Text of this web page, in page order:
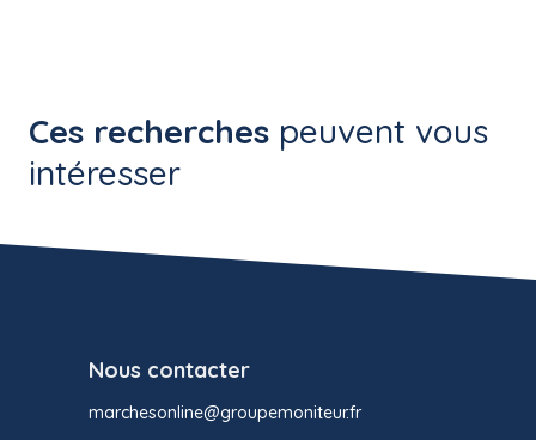
Ces recherches peuvent vous
intéresser
Nous contacter
marchesonline@groupemoniteur.fr